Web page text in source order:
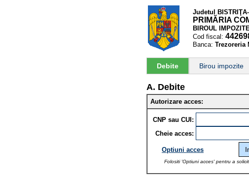
Judetul
PRIMĂRIA
BIROUL
Cod fiscal:
Banca: Trezoreria
Debite Birou impozite
A. Debite
Autorizare acces:
CNP sau CUI:
Cheie acces:
Optiuni acces
Folositi 'Optiuni acces' pentru a